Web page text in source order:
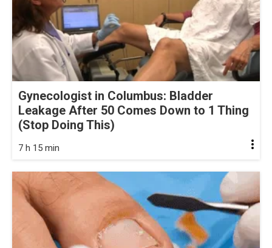
Gynecologist in Columbus: Bladder
Leakage After 50 Comes Down to 1 Thing
(Stop Doing This)
7 h 15 min